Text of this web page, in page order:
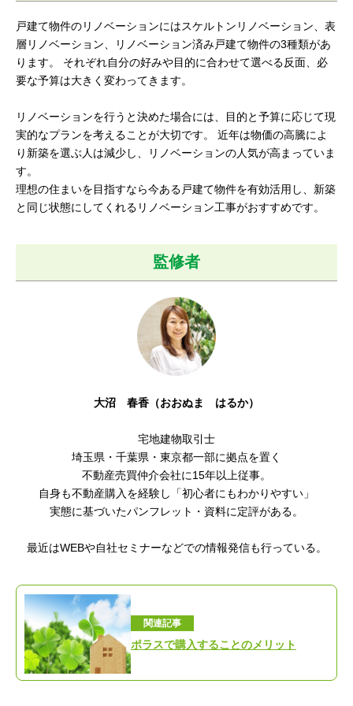
戸建て物件のリノベーションにはスケルトンリノベーション、表
層リノベーション、リノベーション済み戸建て物件の3種類があ
ります。 それぞれ自分の好みや目的に合わせて選べる反面、必
要な予算は大きく変わってきます。
リノベーションを行うと決めた場合には、目的と予算に応じて現
実的なプランを考えることが大切です。 近年は物価の高騰によ
り新築を選ぶ人は減少し、リノベーションの人気が高まっていま
す。
理想の住まいを目指すなら今ある戸建て物件を有効活用し、新築
と同じ状態にしてくれるリノベーション工事がおすすめです。
監修者
大沼 春香（おおぬま はるか）
宅地建物取引士
埼玉県・千葉県・東京都一部に拠点を置く
不動産売買仲介会社に15年以上従事。
自身も不動産購入を経験し「初心者にもわかりやすい」
実態に基づいたパンフレット・資料に定評がある。
最近はWEBや自社セミナーなどでの情報発信も行っている。
関連記事
ポラスで購入することのメリット